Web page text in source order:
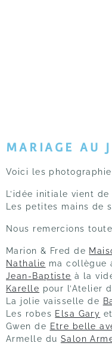
MARIAGE AU
Voici les
L’idée initiale vient de
Les petites mains de
Nous remercions
Marion & Fred de
Nathalie ma collègue
Jean-Baptiste à la
Karelle pour l’Atelier
La jolie vaisselle de
Les robes Elsa Gary et
Gwen de Etre belle
Armelle du Salon